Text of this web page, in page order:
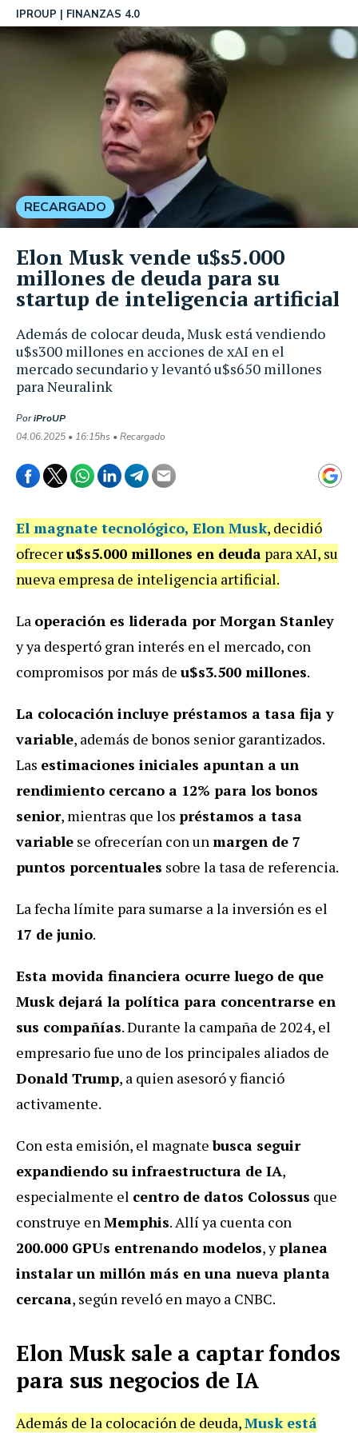
Además de colocar deuda, Musk está vendiendo
u$s300 millones en acciones de xAI en el
mercado secundario y levantó u$s650 millones
para Neuralink
IPROUP FINANZAS 4.0
PoriProUP
04.06.2025 • 16:15hs • Recargado
RECARGADO
Elon Musk vende u$s5.000
millones de deuda para su
startup de inteligencia artificial
El magnate tecnológico, Elon Musk, decidió
ofreceru$s5.000 millones en deuda para xAI, su
nueva empresa de inteligencia artificial.
La operación es liderada por Morgan Stanley
y ya despertó gran interés en el mercado, con
compromisos por más de u$s3.500 millones.
La colocación incluye préstamos a tasa fija y
variable, además de bonos senior garantizados.
Las estimaciones iniciales apuntan a un
rendimiento cercano a 12% para los bonos
senior, mientras que los préstamos a tasa
variable se ofrecerían con unmargen de 7
puntos porcentuales sobre la tasa de referencia.
La fecha límite para sumarse a la inversión es el
17 de junio.
Esta movida financiera ocurre luego de que
Musk dejará la política para concentrarse en
sus compañías. Durante la campaña de 2024, el
empresario fue uno de los principales aliados de
Donald Trump, a quien asesoró y fianció
activamente.
Con esta emisión, el magnatebusca seguir
expandiendo su infraestructura de IA,
especialmente el centro de datos Colossus que
construye enMemphis. Allí ya cuenta con
200.000 GPUs entrenando modelos, yplanea
instalar un millón más en una nueva planta
cercana, según reveló en mayo a CNBC.
Elon Musk sale a captar fondos
para sus negocios de IA
Además de la colocación de deuda,Musk está